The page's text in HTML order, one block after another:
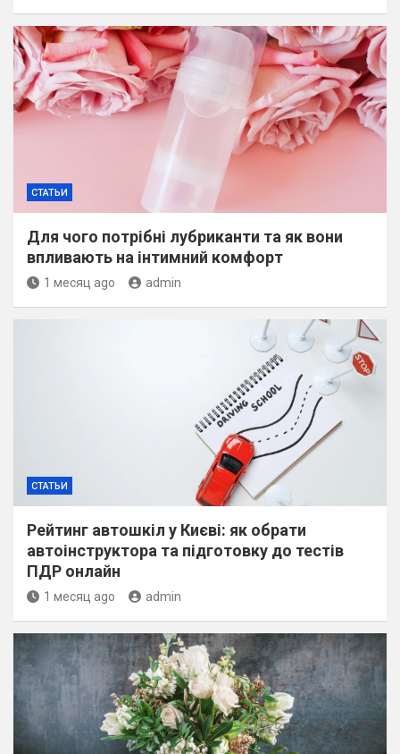
СТАТЬИ
Для чого потрібні лубриканти та як вони
впливають на інтимний комфорт
1 месяц ago admin
СТАТЬИ
Рейтинг автошкіл у Києві: як обрати
автоінструктора та підготовку до тестів
ПДР онлайн
1 месяц ago admin